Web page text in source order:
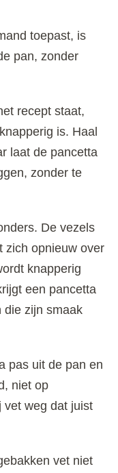
toepast, is
pan, zonder
recept staat,
is. Haal
laat de pancetta
zonder te
De vezels
zich opnieuw over
knapperig
een pancetta
die zijn smaak
pas uit de pan en
niet op
vet weg dat juist
vet niet